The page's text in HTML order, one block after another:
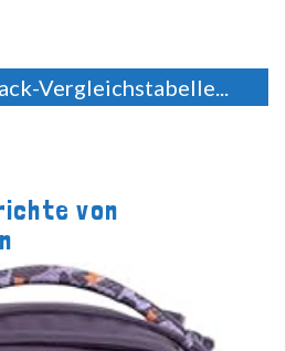
Vergleichstabelle...
von